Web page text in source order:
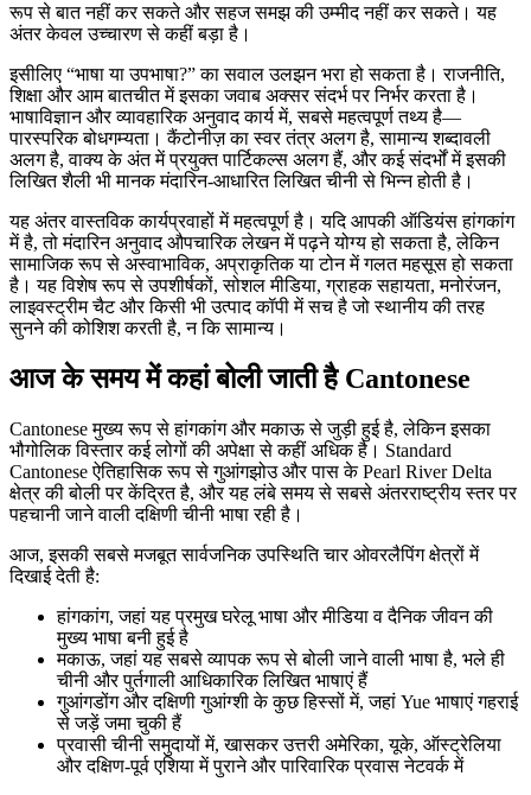
रूप से बात नहीं कर सकते और सहज समझ की उम्मीद नहीं कर सकते। यह
अंतर केवल उच्चारण से कहीं बड़ा है।
इसीलिए “भाषा या उपभाषा?” का सवाल उलझन भरा हो सकता है। राजनीति,
शिक्षा और आम बातचीत में इसका जवाब अक्सर संदर्भ पर निर्भर करता है।
भाषाविज्ञान और व्यावहारिक अनुवाद कार्य में, सबसे महत्वपूर्ण तथ्य है—
पारस्परिक बोधगम्यता। कैंटोनीज़ का स्वर तंत्र अलग है, सामान्य शब्दावली
अलग है, वाक्य के अंत में प्रयुक्त पार्टिकल्स अलग हैं, और कई संदर्भों में इसकी
लिखित शैली भी मानक मंदारिन-आधारित लिखित चीनी से भिन्न होती है।
यह अंतर वास्तविक कार्यप्रवाहों में महत्वपूर्ण है। यदि आपकी ऑडियंस हांगकांग
में है, तो मंदारिन अनुवाद औपचारिक लेखन में पढ़ने योग्य हो सकता है, लेकिन
सामाजिक रूप से अस्वाभाविक, अप्राकृतिक या टोन में गलत महसूस हो सकता
है। यह विशेष रूप से उपशीर्षकों, सोशल मीडिया, ग्राहक सहायता, मनोरंजन,
लाइवस्ट्रीम चैट और किसी भी उत्पाद कॉपी में सच है जो स्थानीय की तरह
सुनने की कोशिश करती है, न कि सामान्य।
आज के समय में कहां बोली जाती है Cantonese
Cantonese मुख्य रूप से हांगकांग और मकाऊ से जुड़ी हुई है, लेकिन इसका
भौगोलिक विस्तार कई लोगों की अपेक्षा से कहीं अधिक है। Standard
Cantonese ऐतिहासिक रूप से गुआंगझोउ और पास के Pearl River Delta
क्षेत्र की बोली पर केंद्रित है, और यह लंबे समय से सबसे अंतरराष्ट्रीय स्तर पर
पहचानी जाने वाली दक्षिणी चीनी भाषा रही है।
आज, इसकी सबसे मजबूत सार्वजनिक उपस्थिति चार ओवरलैपिंग क्षेत्रों में
दिखाई देती है:
हांगकांग, जहां यह प्रमुख घरेलू भाषा और मीडिया व दैनिक जीवन की
मुख्य भाषा बनी हुई है
मकाऊ, जहां यह सबसे व्यापक रूप से बोली जाने वाली भाषा है, भले ही
चीनी और पुर्तगाली आधिकारिक लिखित भाषाएं हैं
गुआंगडोंग और दक्षिणी गुआंग्शी के कुछ हिस्सों में, जहां Yue भाषाएं गहराई
से जड़ें जमा चुकी हैं
प्रवासी चीनी समुदायों में, खासकर उत्तरी अमेरिका, यूके, ऑस्ट्रेलिया
और दक्षिण-पूर्व एशिया में पुराने और पारिवारिक प्रवास नेटवर्क में